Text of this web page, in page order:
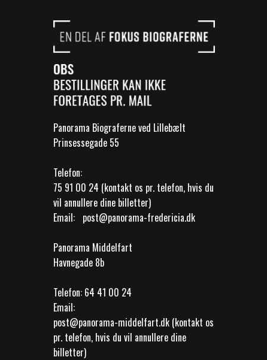
Panorama Biograferne ved Lillebælt
Prinsessegade 55
Telefon:
75 91 00 24 (kontakt os pr. telefon, hvis du
vil annullere dine billetter)
Email: post@panorama-fredericia.dk
Panorama Middelfart
Havnegade 8b
Telefon: 64 41 00 24
Email:
post@panorama-middelfart.dk (kontakt os
pr. telefon, hvis du vil annullere dine
billetter)